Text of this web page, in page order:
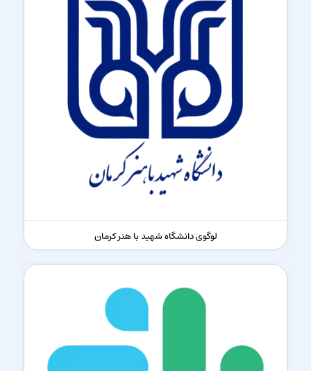
لوگوی دانشگاه شهید با هنر کرمان